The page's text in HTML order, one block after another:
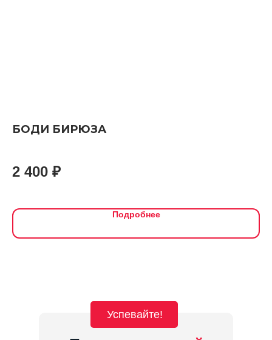
БОДИ БИРЮЗА
2 400 ₽
Подробнее
Успевайте!